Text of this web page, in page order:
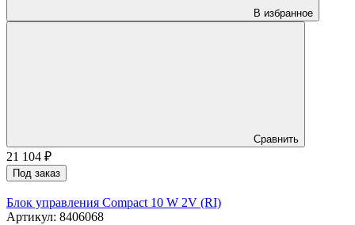
В избранное
Сравнить
21 104 ₽
Под заказ
Блок управления Compact 10 W 2V (RI)
Артикул: 8406068